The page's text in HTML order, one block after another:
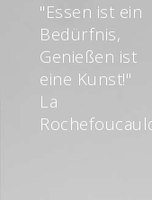
"Essen ist ein
Bedürfnis,
Genießen ist
eine Kunst!"
La